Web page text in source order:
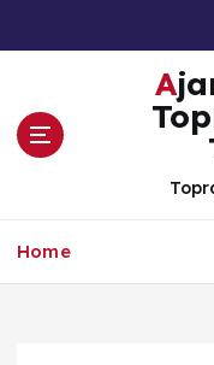
a
Ajans Yenice -
Home